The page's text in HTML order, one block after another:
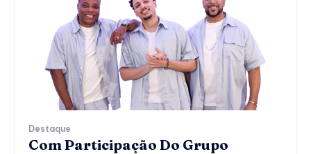
Destaque
Com Participação Do Grupo